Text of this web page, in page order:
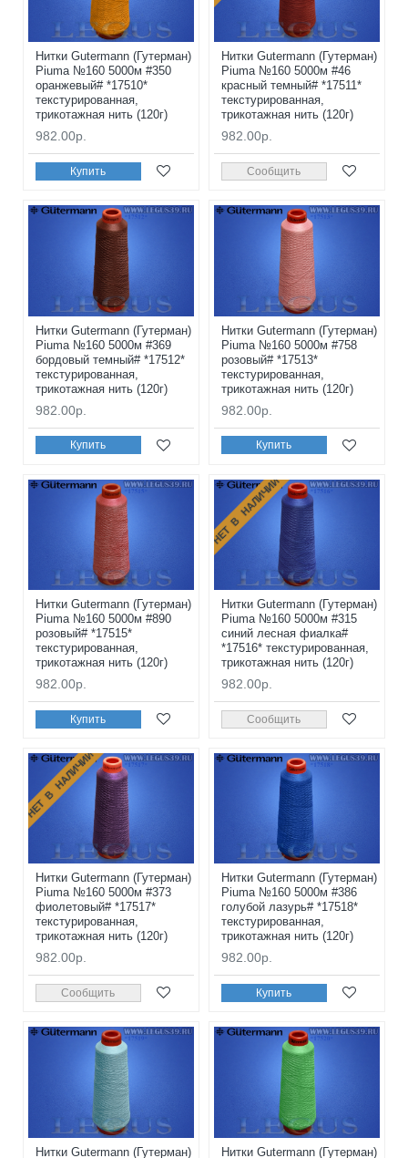
Нитки Gutermann (Гутерман)
Piuma №160 5000м #350
оранжевый# *17510*
текстурированная,
трикотажная нить (120г)
982.00р.
Купить
Нитки Gutermann (Гутерман)
Piuma №160 5000м #46
красный темный# *17511*
текстурированная,
трикотажная нить (120г)
982.00р.
Сообщить
Нитки Gutermann (Гутерман)
Piuma №160 5000м #369
бордовый темный# *17512*
текстурированная,
трикотажная нить (120г)
982.00р.
Купить
Нитки Gutermann (Гутерман)
Piuma №160 5000м #758
розовый# *17513*
текстурированная,
трикотажная нить (120г)
982.00р.
Купить
Нитки Gutermann (Гутерман)
Piuma №160 5000м #890
розовый# *17515*
текстурированная,
трикотажная нить (120г)
982.00р.
Купить
НЕТ В НАЛИЧИИ
Нитки Gutermann (Гутерман)
Piuma №160 5000м #315
синий лесная фиалка#
*17516* текстурированная,
трикотажная нить (120г)
982.00р.
Сообщить
НЕТ В НАЛИЧИИ
Нитки Gutermann (Гутерман)
Piuma №160 5000м #373
фиолетовый# *17517*
текстурированная,
трикотажная нить (120г)
982.00р.
Сообщить
Нитки Gutermann (Гутерман)
Piuma №160 5000м #386
голубой лазурь# *17518*
текстурированная,
трикотажная нить (120г)
982.00р.
Купить
Нитки Gutermann (Гутерман) Нитки Gutermann (Гутерман)